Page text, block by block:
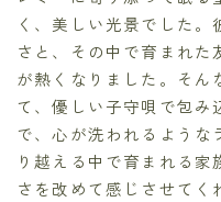
く、美しい光景でした
さと、その中で育まれた
が熱くなりました。そん
て、優しい子守唄で包み
で、心が洗われるような
り越える中で育まれる
さを改めて感じさせてく